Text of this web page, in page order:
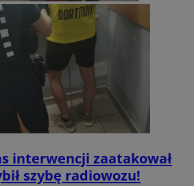
interwencji zaatakował
szybę radiowozu!